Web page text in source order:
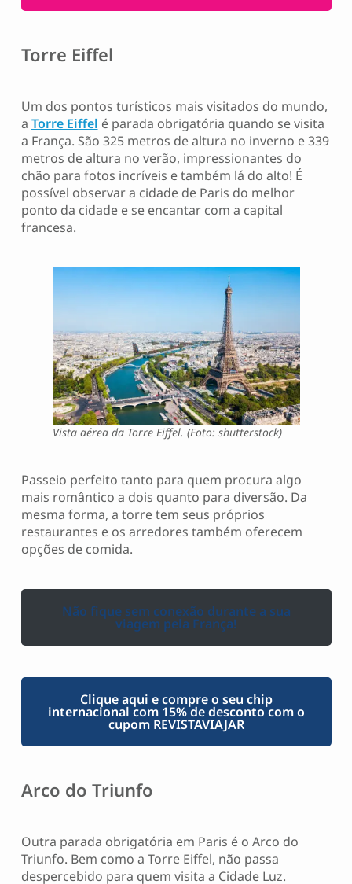
Torre Eiffel
Um dos pontos turísticos mais visitados do mundo,
a Torre Eiffel é parada obrigatória quando se visita
a França. São 325 metros de altura no inverno e 339
metros de altura no verão, impressionantes do
chão para fotos incríveis e também lá do alto! É
possível observar a cidade de Paris do melhor
ponto da cidade e se encantar com a capital
francesa.
Vista aérea da Torre Eiffel. (Foto: shutterstock)
Passeio perfeito tanto para quem procura algo
mais romântico a dois quanto para diversão. Da
mesma forma, a torre tem seus próprios
restaurantes e os arredores também oferecem
opções de comida.
Não fique sem conexão durante a sua
viagem pela França!
Clique aqui e compre o seu chip
internacional com 15% de desconto com o
cupom REVISTAVIAJAR
Arco do Triunfo
Outra parada obrigatória em Paris é o Arco do
Triunfo. Bem como a Torre Eiffel, não passa
despercebido para quem visita a Cidade Luz.